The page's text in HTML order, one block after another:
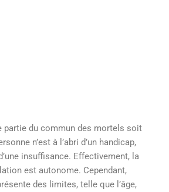
partie du commun des mortels soit
n’est à l’abri d’un handicap,
insuffisance. Effectivement, la
est autonome. Cependant,
des limites, telle que l’âge,